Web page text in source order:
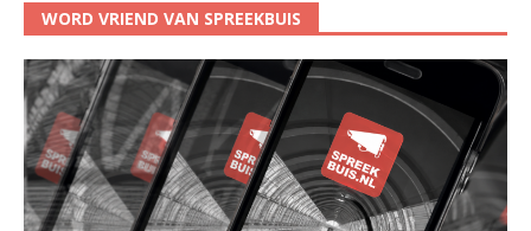
WORD VRIEND VAN SPREEKBUIS